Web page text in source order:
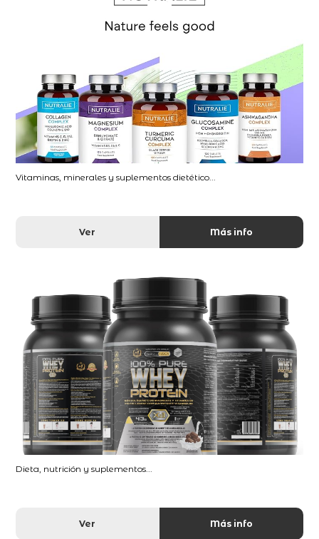
Vitaminas, minerales y suplementos dietético...
Ver Más info
Dieta, nutrición y suplementos...
Ver Más info